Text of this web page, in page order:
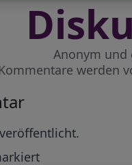
Anonym und
werden